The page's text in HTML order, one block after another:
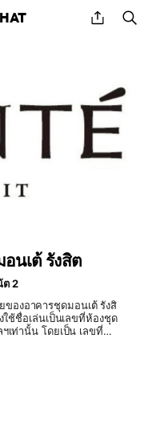
share
นเต้ รังสิต
ต 2
ของอาคารชุดมอนเต้ รังสิ
ท่านั้น โดยเป็น เลขที่ห้อ